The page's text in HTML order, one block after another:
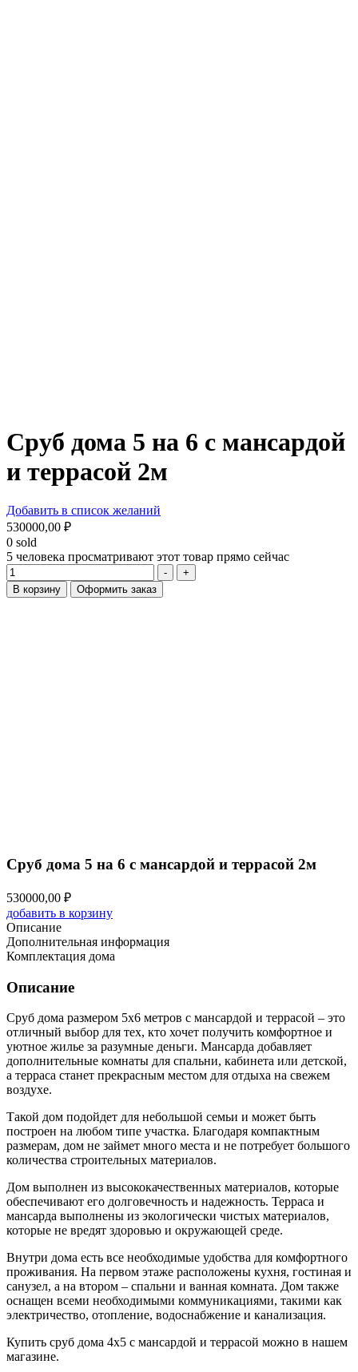
Сруб дома 5 на 6 с мансардой
и террасой 2м
Добавить в список желаний
530000,00 ₽
0 sold
5 человека просматривают этот товар прямо сейчас
Количество
-
+
В корзину
Оформить заказ
Сруб дома 5 на 6 с мансардой и террасой 2м
530000,00 ₽
добавить в корзину
Описание
Дополнительная информация
Комплектация дома
Описание
Сруб дома размером 5х6 метров с мансардой и террасой – это
отличный выбор для тех, кто хочет получить комфортное и
уютное жилье за разумные деньги. Мансарда добавляет
дополнительные комнаты для спальни, кабинета или детской,
а терраса станет прекрасным местом для отдыха на свежем
воздухе.
Такой дом подойдет для небольшой семьи и может быть
построен на любом типе участка. Благодаря компактным
размерам, дом не займет много места и не потребует большого
количества строительных материалов.
Дом выполнен из высококачественных материалов, которые
обеспечивают его долговечность и надежность. Терраса и
мансарда выполнены из экологически чистых материалов,
которые не вредят здоровью и окружающей среде.
Внутри дома есть все необходимые удобства для комфортного
проживания. На первом этаже расположены кухня, гостиная и
санузел, а на втором – спальни и ванная комната. Дом также
оснащен всеми необходимыми коммуникациями, такими как
электричество, отопление, водоснабжение и канализация.
Купить сруб дома 4х5 с мансардой и террасой можно в нашем
магазине.